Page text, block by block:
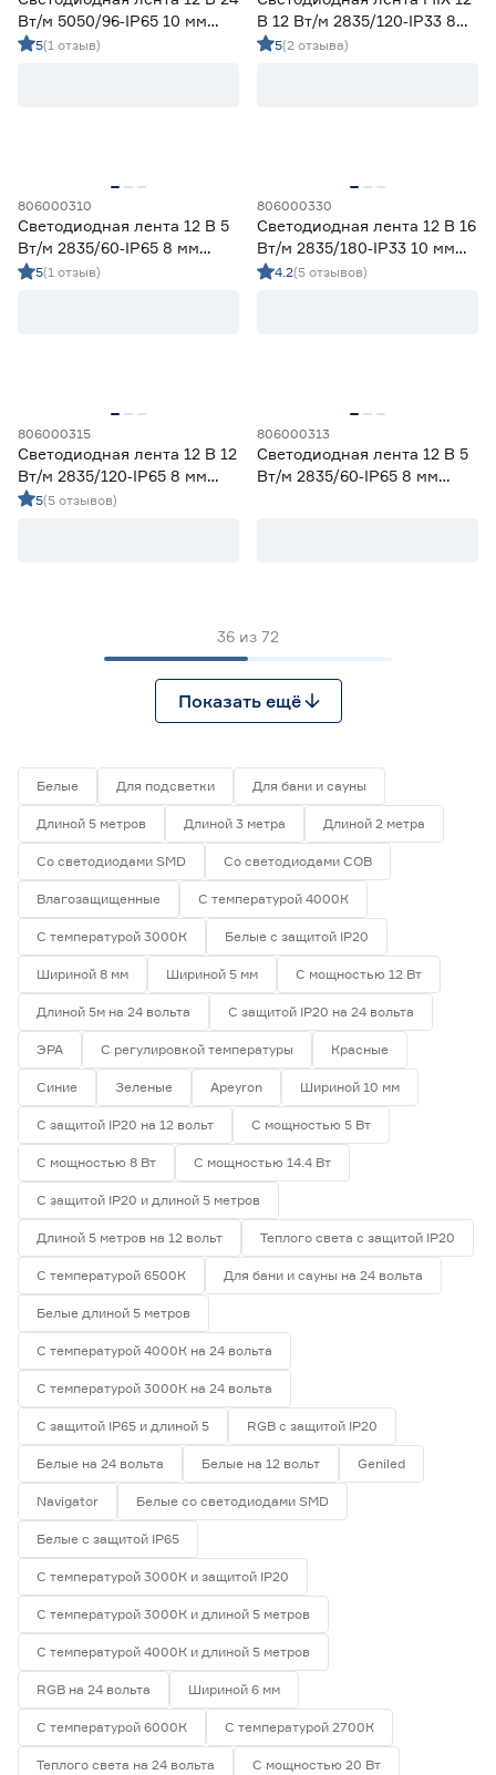
Вт/м 5050/96‑IP65 10 мм
мультиколор 5 м Geniled
5(1 отзыв)
В 12 Вт/м 2835/120‑IP33 8
мм теплый/дневной/
5(2 отзыва)
806000310
Светодиодная лента 12 В 5
Вт/м 2835/60‑IP65 8 мм
дневной 2 м Geniled
5(1 отзыв)
806000330
Светодиодная лента 12 В 16
Вт/м 2835/180‑IP33 10 мм
холодный 2 м Geniled
4.2(5 отзывов)
806000315
Светодиодная лента 12 В 12
Вт/м 2835/120‑IP65 8 мм
дневной 5 м Geniled
5(5 отзывов)
806000313
Светодиодная лента 12 В 5
Вт/м 2835/60‑IP65 8 мм
36 из 72
Показать ещё
Белые Для подсветки Для бани и сауны
Длиной 5 метров Длиной 3 метра Длиной 2 метра
Со светодиодами SMD Со светодиодами СОВ
Влагозащищенные С температурой 4000К
С температурой 3000К Белые с защитой IP20
Шириной 8 мм Шириной 5 мм С мощностью 12 Вт
Длиной 5м на 24 вольта С защитой IP20 на 24 вольта
ЭРА С регулировкой температуры Красные
Синие Зеленые Apeyron Шириной 10 мм
С защитой IP20 на 12 вольт С мощностью 5 Вт
С мощностью 8 Вт С мощностью 14.4 Вт
С защитой IP20 и длиной 5 метров
Длиной 5 метров на 12 вольт Теплого света с защитой IP20
С температурой 6500К Для бани и сауны на 24 вольта
Белые длиной 5 метров
С температурой 4000К на 24 вольта
С температурой 3000К на 24 вольта
С защитой IP65 и длиной 5 RGB с защитой IP20
Белые на 24 вольта Белые на 12 вольт Geniled
Navigator Белые со светодиодами SMD
Белые с защитой IP65
С температурой 3000К и защитой IP20
С температурой 3000К и длиной 5 метров
С температурой 4000К и длиной 5 метров
RGB на 24 вольта Шириной 6 мм
С температурой 6000К С температурой 2700К
Теплого света на 24 вольта С мощностью 20 Вт